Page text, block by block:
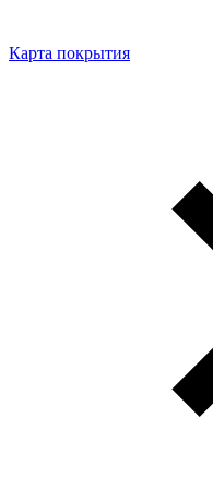
Карта покрытия